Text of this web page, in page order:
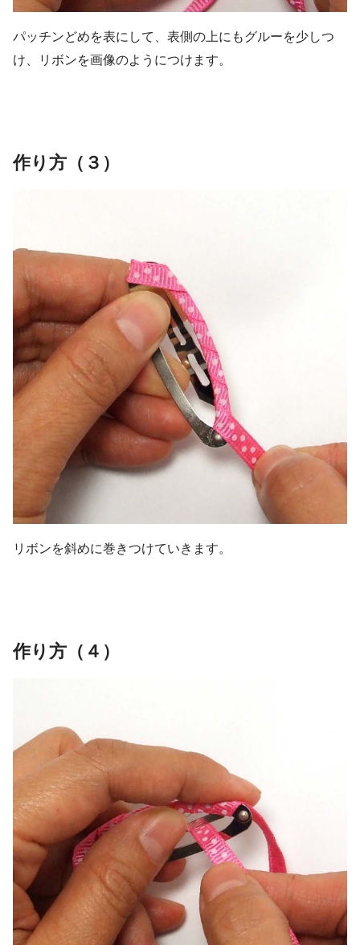
パッチンどめを表にして、表側の上にもグルーを少しつ
け、リボンを画像のようにつけます。
作り方（３）
リボンを斜めに巻きつけていきます。
作り方（４）